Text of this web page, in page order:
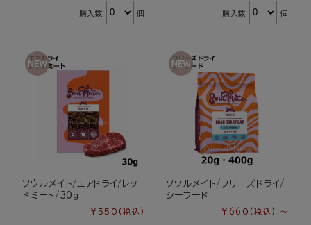
購入数 個 購入数 個
ソウルメイト/エアドライ/レッ
ドミート/30ｇ
¥550 (税込)
ソウルメイト/フリーズドライ/
シーフード
¥660 (税込) ～